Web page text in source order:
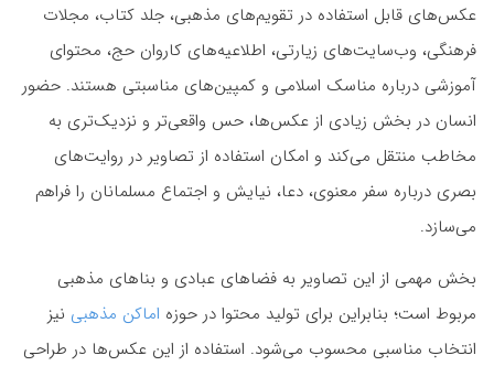
عکس‌های قابل استفاده در تقویم‌های مذهبی، جلد کتاب، مجلات
فرهنگی، وب‌سایت‌های زیارتی، اطلاعیه‌های کاروان حج، محتوای
آموزشی درباره مناسک اسلامی و کمپین‌های مناسبتی هستند. حضور
انسان در بخش زیادی از عکس‌ها، حس واقعی‌تر و نزدیک‌تری به
مخاطب منتقل می‌کند و امکان استفاده از تصاویر در روایت‌های
بصری درباره سفر معنوی، دعا، نیایش و اجتماع مسلمانان را فراهم
می‌سازد.
بخش مهمی از این تصاویر به فضاهای عبادی و بناهای مذهبی
مربوط است؛ بنابراین برای تولید محتوا در حوزه اماکن مذهبی نیز
انتخاب مناسبی محسوب می‌شود. استفاده از این عکس‌ها در طراحی